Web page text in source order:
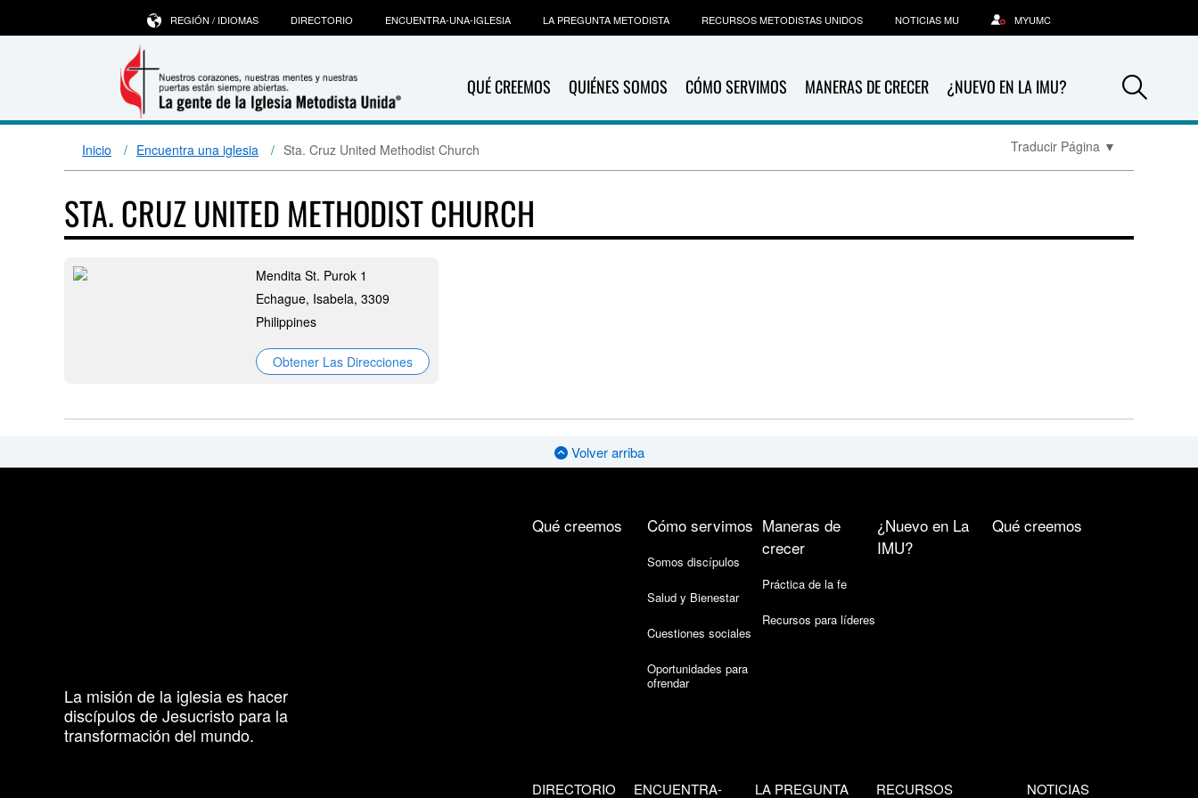
QUÉ CREEMOS QUIÉNES SOMOS CÓMO SERVIMOS MANERAS DE CRECER ¿NUEVO EN LA IMU?
REGIÓN / IDIOMAS DIRECTORIO ENCUENTRA-UNA-IGLESIA LA PREGUNTA METODISTA RECURSOS METODISTAS UNIDOS NOTICIAS MU MYUMC
Inicio Encuentra una iglesia Sta. Cruz United Methodist Church Traducir Página ▼
STA. CRUZ UNITED METHODIST CHURCH
Mendita St. Purok 1
Echague, Isabela, 3309
Philippines
Obtener Las Direcciones
Volver arriba
La misión de la iglesia es hacer
discípulos de Jesucristo para la
transformación del mundo.
Qué creemos Cómo servimos
Somos discípulos
Salud y Bienestar
Cuestiones sociales
Oportunidades para
ofrendar
Maneras de
crecer
Práctica de la fe
Recursos para líderes
¿Nuevo en La
IMU?
Qué creemos
DIRECTORIO
ENCUENTRA-
LA PREGUNTA
RECURSOS
NOTICIAS